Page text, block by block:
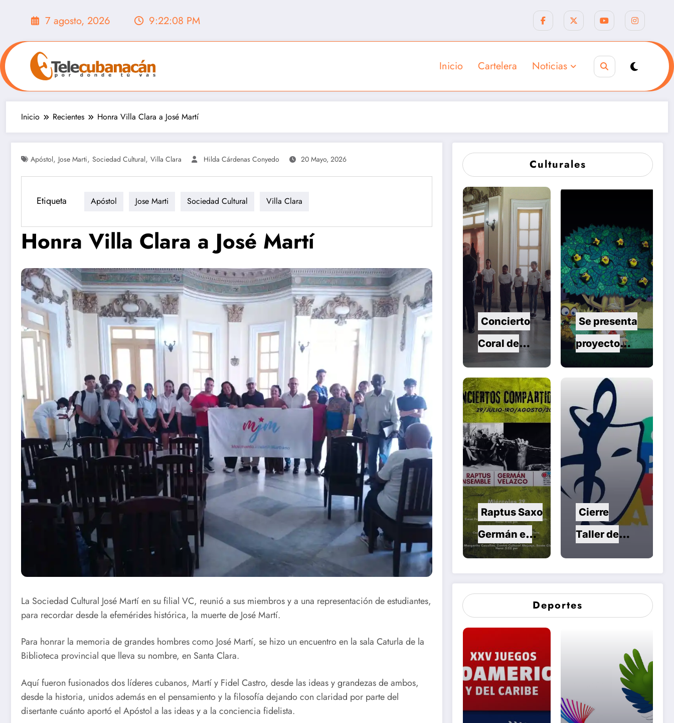
7 agosto, 2026 9:22:10 PM
Inicio Cartelera Noticias
Inicio Recientes Honra Villa Clara a José Martí
Apóstol, Jose Marti, Sociedad Cultural, Villa Clara Hilda Cárdenas Conyedo 20 Mayo, 2026
Etiqueta Apóstol Jose Marti Sociedad Cultural Villa Clara
Honra Villa Clara a José Martí
La Sociedad Cultural José Martí en su filial VC, reunió a sus miembros y a una representación de estudiantes,
para recordar desde la efemérides histórica, la muerte de José Martí.
Para honrar la memoria de grandes hombres como José Martí, se hizo un encuentro en la sala Caturla de la
Biblioteca provincial que lleva su nombre, en Santa Clara.
Aquí fueron fusionados dos líderes cubanos, Martí y Fidel Castro, desde las ideas y grandezas de ambos,
desde la historia, unidos además en el pensamiento y la filosofía dejando con claridad por parte del
disertante cuánto aportó el Apóstol a las ideas y a la conciencia fidelista.
Culturales
Concierto
Coral de
Verano en
Santa Clara
Se presenta
proyecto
Monte de
Artes
Escénicas.
Raptus Saxo
Germán en
Conciertos
Compartidos
Cierre
Taller de
Danza en
Santa Clara
Concierto
Coral de
Verano en
Santa Clara
Se presenta
proyecto
Pelusín del
Monte de
Artes
Escénicas.
Raptus Saxo
Germán en
Conciertos
Compartidos
Cierre
Taller de
Danza en
Santa Clara
Concierto
Coral de
Verano en
Santa Clara
Se presenta
proyecto
Pelusín del
Monte de
Artes
Escénicas.
Raptus Saxo
Germán en
Conciertos
Cierre
Taller de
Danza en
Deportes